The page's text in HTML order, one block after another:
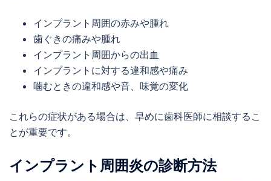
インプラント周囲の赤みや腫れ
歯ぐきの痛みや腫れ
インプラント周囲からの出血
インプラントに対する違和感や痛み
噛むときの違和感や音、味覚の変化
これらの症状がある場合は、早めに歯科医師に相談するこ
とが重要です。
インプラント周囲炎の診断方法